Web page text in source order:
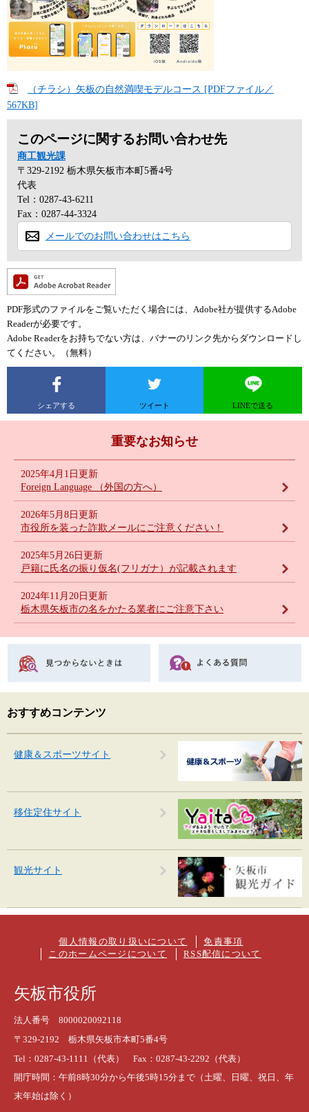
（チラシ）矢板の自然満喫モデルコース [PDFファイル／
567KB]
このページに関するお問い合わせ先
商工観光課
〒329-2192 栃木県矢板市本町5番4号
代表
Tel：0287-43-6211
Fax：0287-44-3324
メールでのお問い合わせはこちら
PDF形式のファイルをご覧いただく場合には、Adobe社が提供するAdobe
Readerが必要です。
Adobe Readerをお持ちでない方は、バナーのリンク先からダウンロードし
てください。（無料）
シェアする ツイート LINEで送る
重要なお知らせ
Foreign Language （外国の方へ）
2025年4月1日更新
市役所を装った詐欺メールにご注意ください！
2026年5月8日更新
戸籍に氏名の振り仮名(フリガナ）が記載されます
2025年5月26日更新
栃木県矢板市の名をかたる業者にご注意下さい
2024年11月20日更新
おすすめコンテンツ
健康＆スポーツサイト
移住定住サイト
観光サイト
個人情報の取り扱いについて
免責事項
このホームページについて
RSS配信について
矢板市役所
法人番号 8000020092118
〒329-2192 栃木県矢板市本町5番4号
Tel：0287-43-1111（代表） Fax：0287-43-2292（代表）
開庁時間：午前8時30分から午後5時15分まで（土曜、日曜、祝日、年
末年始は除く）